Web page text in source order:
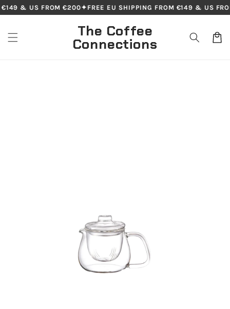
Skip to
content
& US FROM €200✦FREE EU SHIPPING FROM €149 & US
The Coffee
Connections Cart